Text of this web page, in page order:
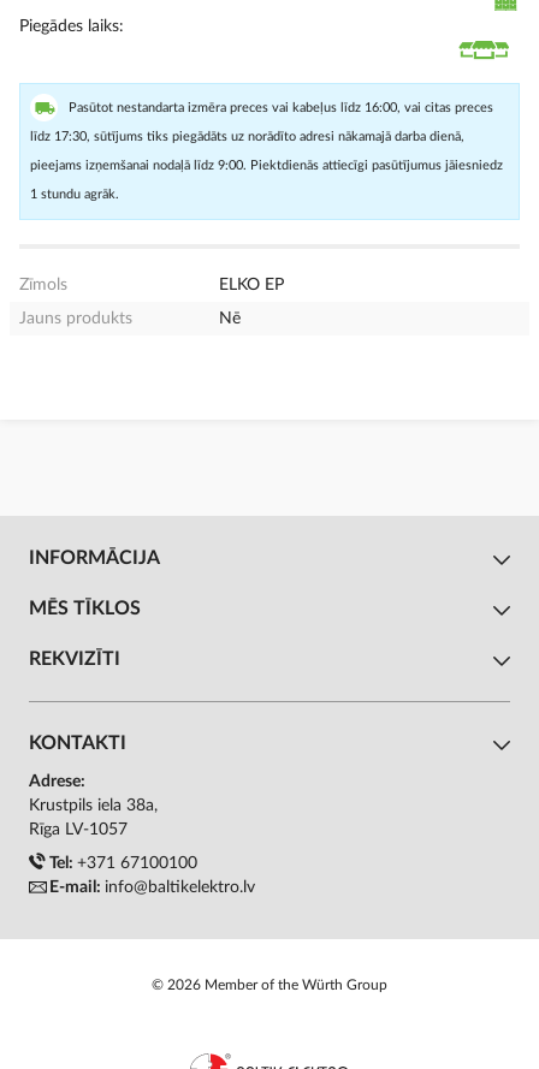
Piegādes laiks
Pasūtot nestandarta izmēra preces vai kabeļus līdz 16:00, vai citas preces
līdz 17:30, sūtījums tiks piegādāts uz norādīto adresi nākamajā darba dienā,
pieejams izņemšanai nodaļā līdz 9:00. Piektdienās attiecīgi pasūtījumus jāiesniedz
1 stundu agrāk.
Zīmols
ELKO EP
Jauns produkts
Nē
INFORMĀCIJA
MĒS TĪKLOS
REKVIZĪTI
KONTAKTI
Adrese:
Krustpils iela 38a,
Rīga LV-1057
Tel: +371 67100100
E-mail: info@baltikelektro.lv
© 2026 Member of the Würth Group